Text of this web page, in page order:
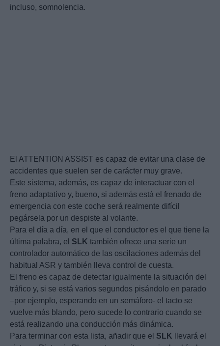
incluso, somnolencia.
El ATTENTION ASSIST es capaz de evitar una clase de
accidentes que suelen ser de carácter muy grave.
Este sistema, además, es capaz de interactuar con el
freno adaptativo y, bueno, si además está el frenado de
emergencia con este coche será realmente difícil
pegársela por un despiste al volante.
Para el día a día, en el que el conductor es el que tiene la
última palabra, el SLK también ofrece una serie un
controlador automático de las oscilaciones además del
habitual ASR y también lleva control de cuesta.
El freno es capaz de detectar igualmente la situación del
tráfico y, si se está varios segundos pisándolo en parado
–por ejemplo, esperando en un semáforo- el tacto se
vuelve más blando, pero sucede lo contrario cuando se
está realizando una conducción más dinámica.
Para terminar con esta lista, añadir que el SLK llevará el